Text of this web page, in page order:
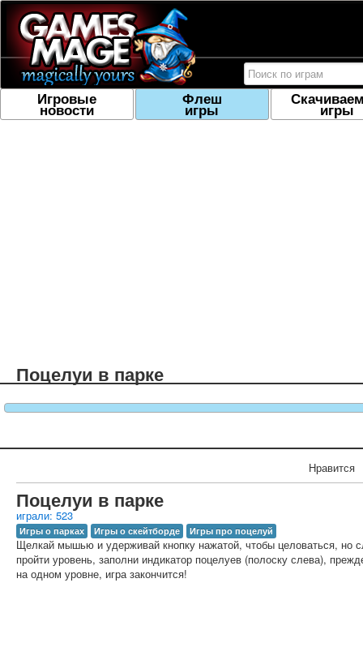
Игровые
новости
Флеш
игры игры
Поцелуи в парке
Нравится
Поцелуи в парке
играли: 523
Игры о парках Игры о скейтборде Игры про поцелуй
Щелкай мышью и удерживай кнопку нажатой, чтобы целоваться, но
пройти уровень, заполни индикатор поцелуев (полоску слева),
на одном уровне, игра закончится!